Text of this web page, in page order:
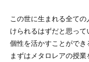
この世に生まれる全て
けられるはずだと思っ
個性を活かすことができ
まずはメタロレアの授